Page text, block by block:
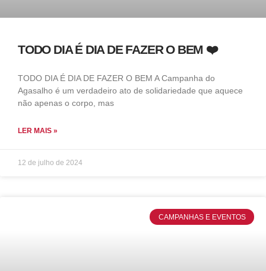
TODO DIA É DIA DE FAZER O BEM ❤️
TODO DIA É DIA DE FAZER O BEM A Campanha do
Agasalho é um verdadeiro ato de solidariedade que aquece
não apenas o corpo, mas
LER MAIS »
12 de julho de 2024
CAMPANHAS E EVENTOS